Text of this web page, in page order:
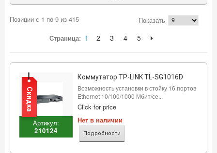
Позиции с 1 по 9 из 415
Показать
Страница: 1 2 3 4 5
Артикул:
210124
Коммутатор TP-LINK TL-SG1016D
Возможность установки в стойку 16 портов
Ethernet 10/100/1000 Мбит/се...
Click for price
Нет в наличии
Подробности
Скидка